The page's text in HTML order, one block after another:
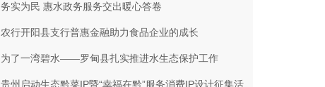
务实为民 惠水政务服务交出暖心答卷
农行开阳县支行普惠金融助力食品企业的成长
为了一湾碧水——罗甸县扎实推进水生态保护工作
贵州启动生态黔菜IP暨“幸福在黔”服务消费IP设计征集活